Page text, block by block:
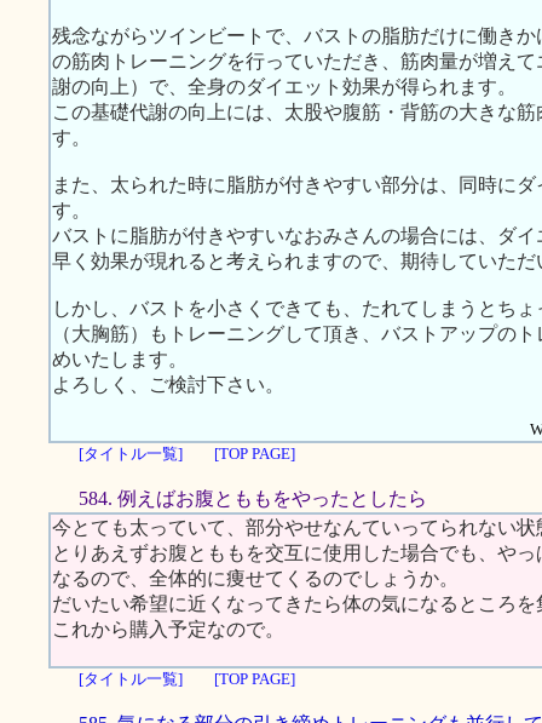
残念ながらツインビートで、バストの脂肪だけに働き
の筋肉トレーニングを行っていただき、筋肉量が増え
謝の向上）で、全身のダイエット効果が得られます。
この基礎代謝の向上には、太股や腹筋・背筋の大きな
す。
また、太られた時に脂肪が付きやすい部分は、同時に
す。
バストに脂肪が付きやすいなおみさんの場合には、ダ
早く効果が現れると考えられますので、期待していた
しかし、バストを小さくできても、たれてしまうとち
（大胸筋）もトレーニングして頂き、バストアップの
めいたします。
よろしく、ご検討下さい。
[タイトル一覧]
[TOP PAGE]
584. 例えばお腹とももをやったとしたら
今とても太っていて、部分やせなんていってられない状
とりあえずお腹とももを交互に使用した場合でも、や
なるので、全体的に痩せてくるのでしょうか。
だいたい希望に近くなってきたら体の気になるところ
これから購入予定なので。
[タイトル一覧] [TOP PAGE]